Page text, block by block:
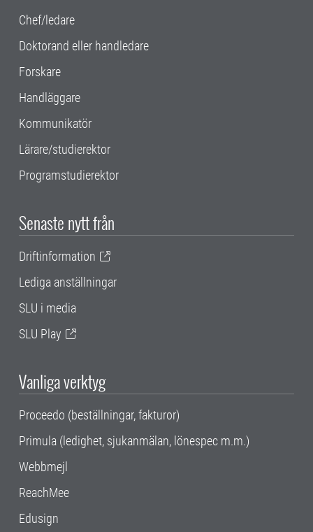
Chef/ledare
Doktorand eller handledare
Forskare
Handläggare
Kommunikatör
Lärare/studierektor
Programstudierektor
Senaste nytt från
Driftinformation
Lediga anställningar
SLU i media
SLU Play
Vanliga verktyg
Proceedo (beställningar, fakturor)
Primula (ledighet, sjukanmälan, lönespec m.m.)
Webbmejl
ReachMee
Edusign